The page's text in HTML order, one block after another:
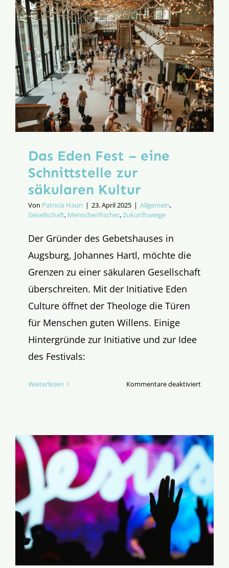
Das Eden Fest – eine
Schnittstelle zur
säkularen Kultur
Von Patricia Haun | 23. April 2025 | Allgemein,
Gesellschaft, Menschenfischer,Zukunftswege
Der Gründer des Gebetshauses in
Augsburg, Johannes Hartl, möchte die
Grenzen zu einer säkularen Gesellschaft
überschreiten. Mit der Initiative Eden
Culture öffnet der Theologe die Türen
für Menschen guten Willens. Einige
Hintergründe zur Initiative und zur Idee
des Festivals:
Weiterlesen Kommentare deaktiviertfür
eine
zur
Kultur